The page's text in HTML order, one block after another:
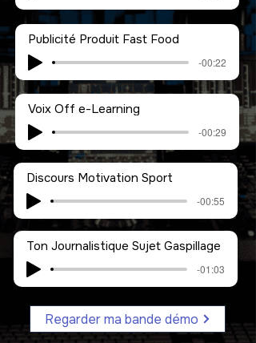
Publicité Produit Fast Food
-00:22
Voix Off e-Learning
-00:29
Discours Motivation Sport
-00:55
Ton Journalistique Sujet Gaspillage
-01:03
Regarder ma bande démo